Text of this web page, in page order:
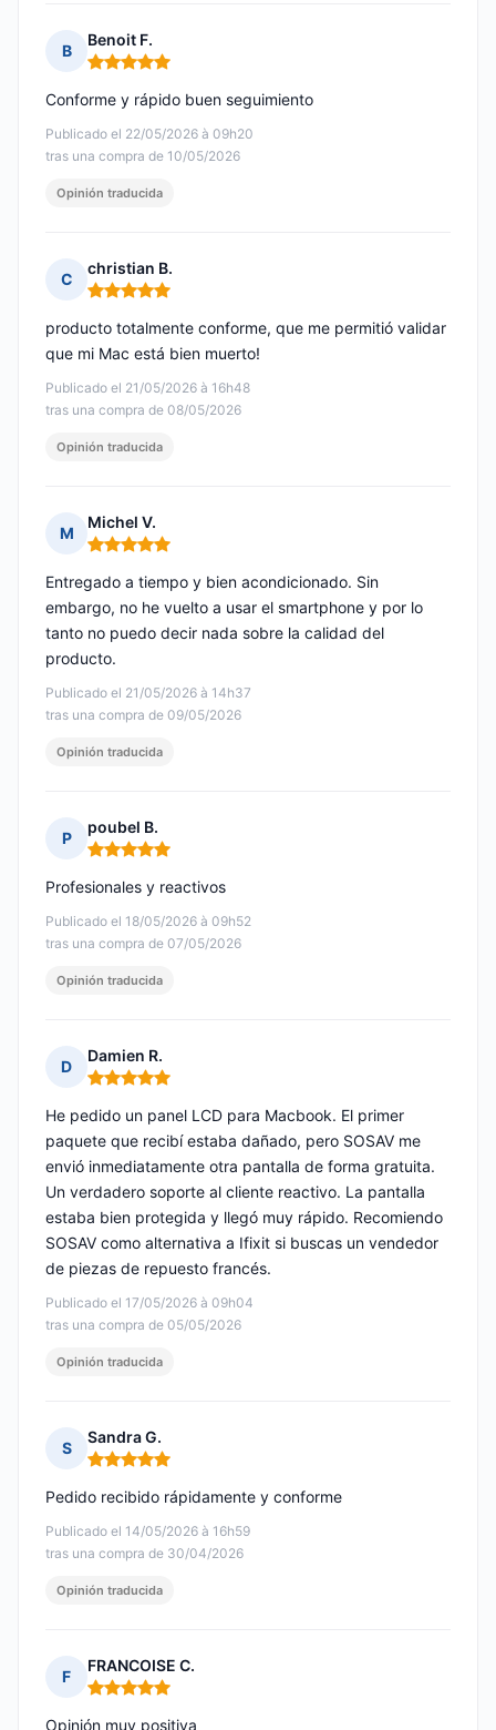
B
Benoit F.
Nota: 5 de 5
Publicado el 22/05/2026 à 09h20
tras una compra de 10/05/2026
Conforme y rápido buen seguimiento
Opinión traducida
C
christian B.
Nota: 5 de 5
Publicado el 21/05/2026 à 16h48
tras una compra de 08/05/2026
producto totalmente conforme, que me permitió validar
que mi Mac está bien muerto!
Opinión traducida
M
Michel V.
Nota: 5 de 5
Publicado el 21/05/2026 à 14h37
tras una compra de 09/05/2026
Entregado a tiempo y bien acondicionado. Sin
embargo, no he vuelto a usar el smartphone y por lo
tanto no puedo decir nada sobre la calidad del
producto.
Opinión traducida
P
poubel B.
Nota: 5 de 5
Publicado el 18/05/2026 à 09h52
tras una compra de 07/05/2026
Profesionales y reactivos
Opinión traducida
D
Damien R.
Nota: 5 de 5
Publicado el 17/05/2026 à 09h04
tras una compra de 05/05/2026
He pedido un panel LCD para Macbook. El primer
paquete que recibí estaba dañado, pero SOSAV me
envió inmediatamente otra pantalla de forma gratuita.
Un verdadero soporte al cliente reactivo. La pantalla
estaba bien protegida y llegó muy rápido. Recomiendo
SOSAV como alternativa a Ifixit si buscas un vendedor
de piezas de repuesto francés.
Opinión traducida
S
Sandra G.
Nota: 5 de 5
Publicado el 14/05/2026 à 16h59
tras una compra de 30/04/2026
Pedido recibido rápidamente y conforme
Opinión traducida
F
FRANCOISE C.
Nota: 5 de 5
Opinión muy positiva